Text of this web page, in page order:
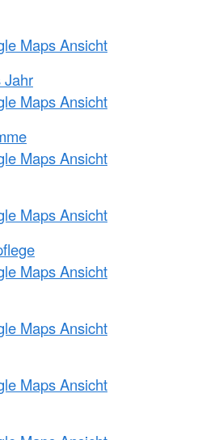
Maps Ansicht
Jahr
Maps Ansicht
Maps Ansicht
Maps Ansicht
Maps Ansicht
Maps Ansicht
Maps Ansicht